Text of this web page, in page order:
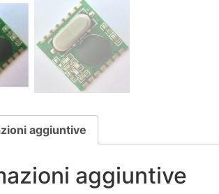
aggiuntive
aggiuntive